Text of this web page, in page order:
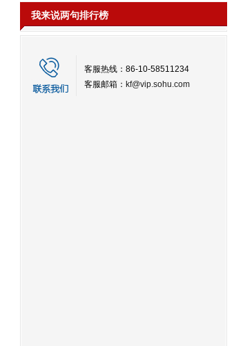
我来说两句排行榜
客服热线：86-10-58511234
客服邮箱： kf@vip.sohu.com